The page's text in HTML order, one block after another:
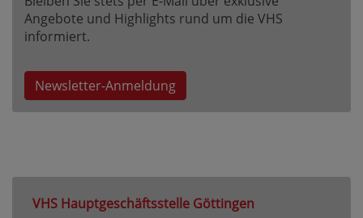
Angebote und Highlights rund um die VHS
informiert.
Newsletter-Anmeldung
VHS Hauptgeschäftsstelle Göttingen